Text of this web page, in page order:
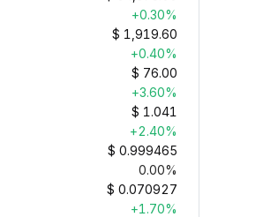
+0.30%
$ 1,919.60
+0.40%
$ 76.00
+3.60%
$ 1.041
+2.40%
$ 0.999465
0.00%
$ 0.070927
+1.70%